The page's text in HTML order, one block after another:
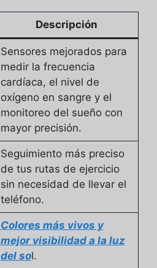
Descripción
Sensores mejorados para
medir la frecuencia
cardíaca, el nivel de
oxígeno en sangre y el
monitoreo del sueño con
mayor precisión.
Seguimiento más preciso
de tus rutas de ejercicio
sin necesidad de llevar el
teléfono.
Colores más vivos y
mejor visibilidad a la luz
del sol.